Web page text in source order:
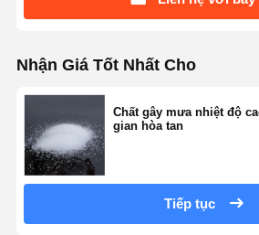
Nhà
Nhận Giá Tốt Nhất Cho
Chất gây mưa nhiệt độ
gian hòa tan
Tiếp tục